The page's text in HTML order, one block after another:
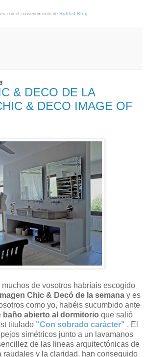
con el consentimiento de Ruffled Blog
& DECO DE LA
& DECO IMAGE OF
de vosotros habríais escogido
Chic & Decó de la semana y es
como yo, habéis sucumbido ante
baño abierto al dormitorio que salió
titulado "Con sobrado carácter" . El
simétricos junto a un lavamanos
de las lineas arquitectónicas de
raudales y la claridad, han conseguido